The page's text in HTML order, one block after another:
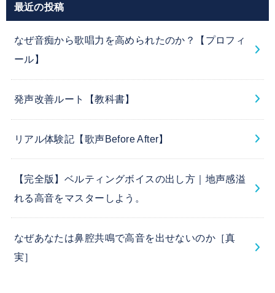
最近の投稿
なぜ音痴から歌唱力を高められたのか？【プロフィ
ール】
発声改善ルート【教科書】
リアル体験記【歌声Before After】
【完全版】ベルティングボイスの出し方｜地声感溢
れる高音をマスターしよう。
なぜあなたは鼻腔共鳴で高音を出せないのか［真
実］